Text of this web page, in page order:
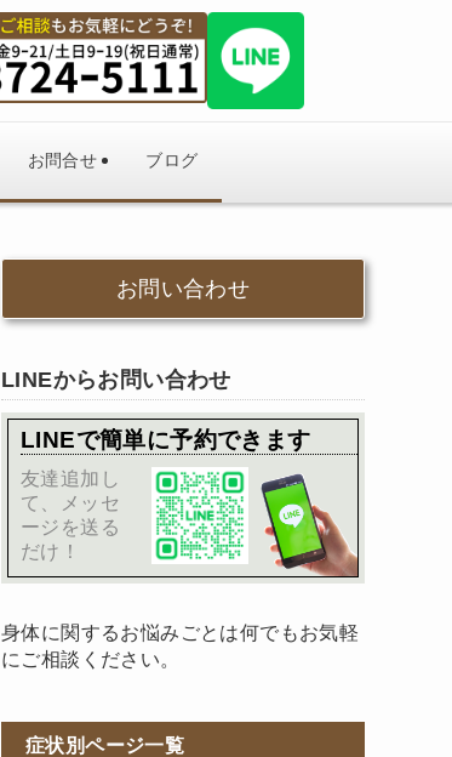
お問合せ ブログ
お問い合わせ
LINEからお問い合わせ
LINEで簡単に予約できます
友達追加し
て、メッセ
ージを送る
だけ！
身体に関するお悩みごとは何でもお気軽
にご相談ください。
症状別ページ一覧